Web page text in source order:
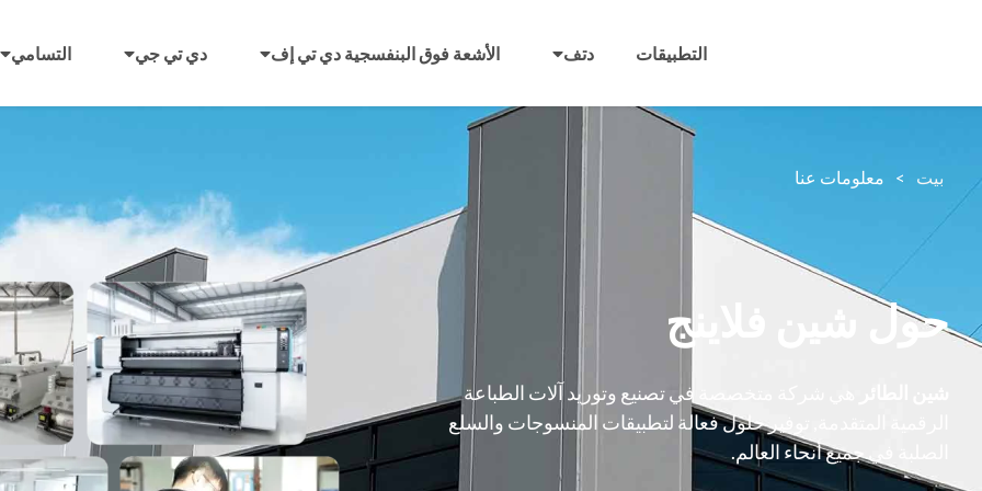
التطبيقات دتف الأشعة فوق البنفسجية دي تي إف دي تي جي التسامي
بيت > معلومات عنا
حول شين فلاينج
هي شركة متخصصة في تصنيع وتوريد آلات الطباعة
الرقمية المتقدمة, توفير حلول فعالة لتطبيقات المنسوجات والسلع
الصلبة في جميع أنحاء العالم.